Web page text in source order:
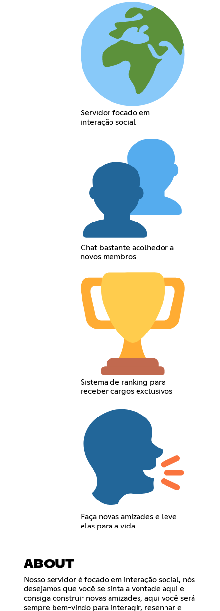
Servidor focado em
interação social
Chat bastante acolhedor a
novos membros
Sistema de ranking para
receber cargos exclusivos
Faça novas amizades e leve
elas para a vida
ABOUT
Nosso servidor é focado em interação social, nós
desejamos que você se sinta a vontade aqui e
consiga construir novas amizades, aqui você será
sempre bem-vindo para interagir, resenhar e